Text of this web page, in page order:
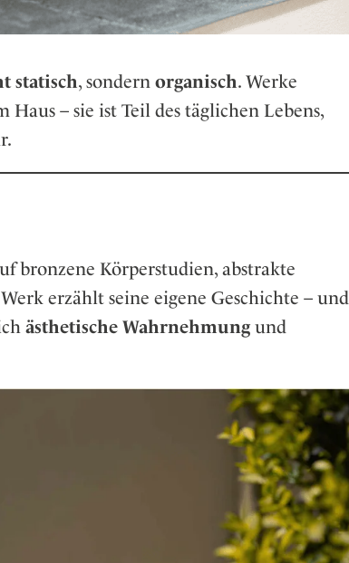
statisch, sondern organisch. Werke
Haus – sie ist Teil des täglichen Lebens,
bronzene Körperstudien, abstrakte
erzählt seine eigene Geschichte – und
ästhetische Wahrnehmungund